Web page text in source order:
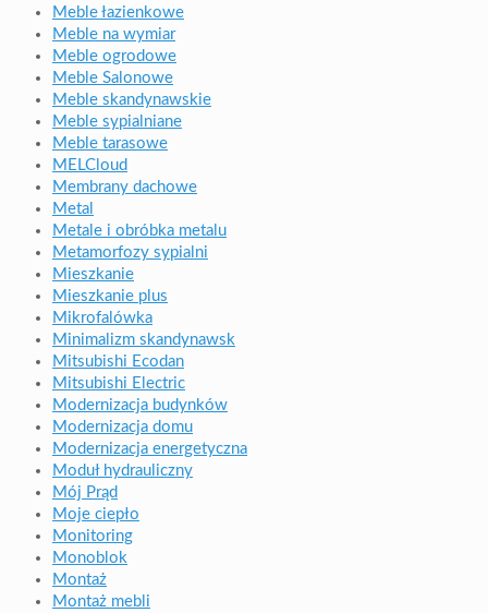
Meble łazienkowe
Meble na wymiar
Meble ogrodowe
Meble Salonowe
Meble skandynawskie
Meble sypialniane
Meble tarasowe
MELCloud
Membrany dachowe
Metal
Metale i obróbka metalu
Metamorfozy sypialni
Mieszkanie
Mieszkanie plus
Mikrofalówka
Minimalizm skandynawsk
Mitsubishi Ecodan
Mitsubishi Electric
Modernizacja budynków
Modernizacja domu
Modernizacja energetyczna
Moduł hydrauliczny
Mój Prąd
Moje ciepło
Monitoring
Monoblok
Montaż
Montaż mebli